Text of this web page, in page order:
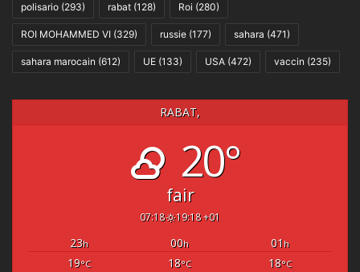
polisario (293) rabat (128) Roi (280)
ROI MOHAMMED VI (329) russie (177) sahara (471)
sahara marocain (612) UE (133) USA (472) vaccin (235)
RABAT,
20°
fair
07:18 19:18 +01
23h 00h 01 h
19°C 18°C 18°C